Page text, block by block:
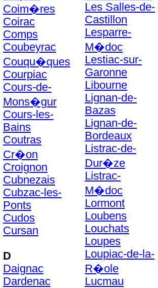
Coim�res
Coirac
Comps
Coubeyrac
Couqu�ques
Courpiac
Cours-de-
Mons�gur
Cours-les-
Bains
Coutras
Cr�on
Croignon
Cubnezais
Cubzac-les-
Ponts
Cudos
Cursan
D
Daignac
Dardenac
Les Salles-de-
Castillon
Lesparre-
M�doc
Lestiac-sur-
Garonne
Libourne
Lignan-de-
Bazas
Lignan-de-
Bordeaux
Listrac-de-
Dur�ze
Listrac-
M�doc
Lormont
Loubens
Louchats
Loupes
Loupiac-de-la-
R�ole
Lucmau